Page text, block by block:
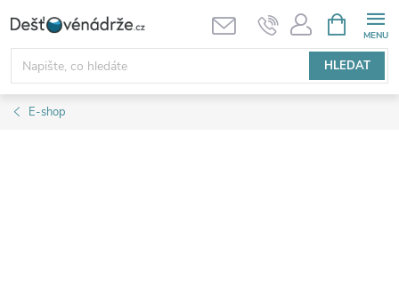
na
obsah
HLEDAT
NÁKUPNÍ
KOŠÍK
E-shop